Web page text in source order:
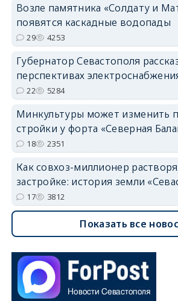
Возле памятника «Солдату и
появятся каскадные водопады
29 4253
Губернатор Севастополя
перспективах
22 5284
Минкультуры может изменить
стройки у форта «Северная
18 2351
Как совхоз-миллионер
застройке: история земли
17 3812
Показать все